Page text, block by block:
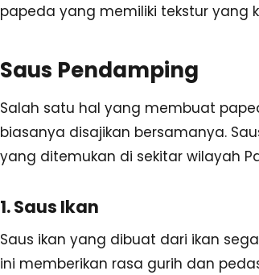
papeda yang memiliki tekstur yang
Saus Pendamping
Salah satu hal yang membuat
biasanya disajikan bersamanya.
yang ditemukan di sekitar wilayah
1. Saus Ikan
Saus ikan yang dibuat dari ikan
ini memberikan rasa gurih dan